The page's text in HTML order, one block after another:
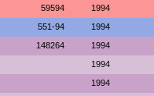
59594 1994
551-94 1994
148264 1994
1994
1994